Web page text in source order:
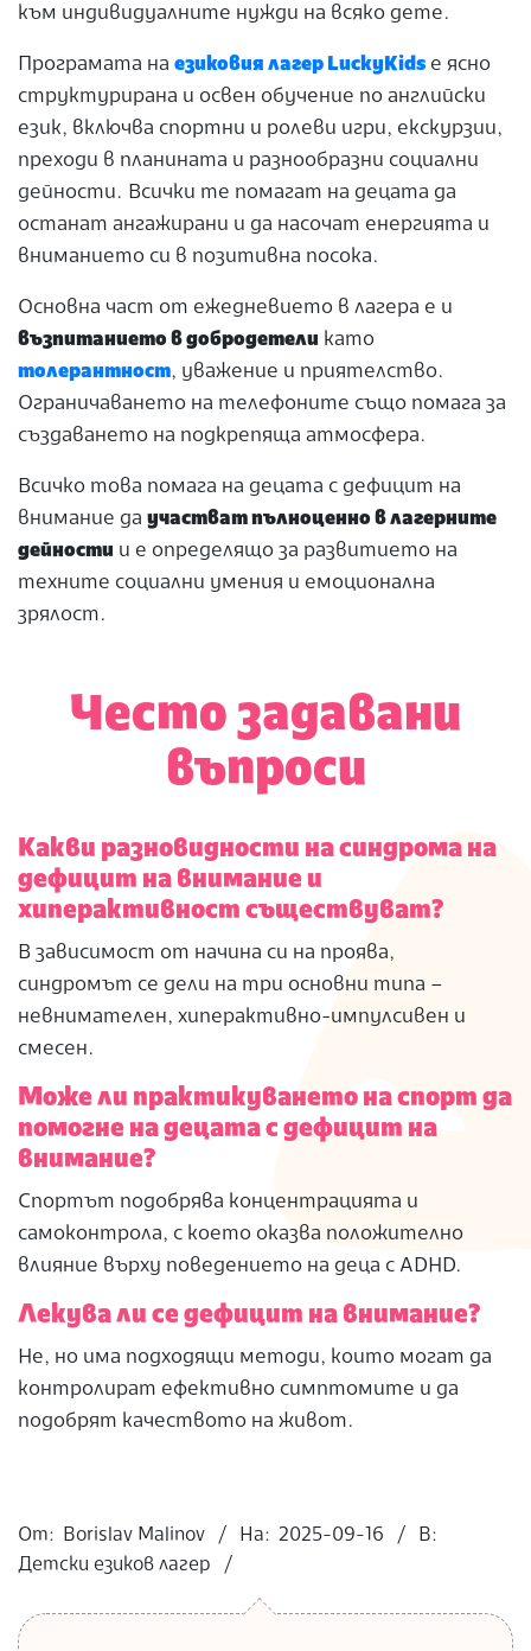
към индивидуалните нужди на всяко дете.
Програмата на езиковия лагер LuckyKids е ясно
структурирана и освен обучение по английски
език, включва спортни и ролеви игри, екскурзии,
преходи в планината и разнообразни социални
дейности. Всички те помагат на децата да
останат ангажирани и да насочат енергията и
вниманието си в позитивна посока.
Основна част от ежедневието в лагера е и
възпитанието в добродетели като
толерантност, уважение и приятелство.
Ограничаването на телефоните също помага за
създаването на подкрепяща атмосфера.
Всичко това помага на децата с дефицит на
внимание да участват пълноценно в лагерните
дейности и е определящо за развитието на
техните социални умения и емоционална
зрялост.
Често задавани
въпроси
Какви разновидности на синдрома на
дефицит на внимание и
хиперактивност съществуват?
В зависимост от начина си на проява,
синдромът се дели на три основни типа –
невнимателен, хиперактивно-импулсивен и
смесен.
Може ли практикуването на спорт да
помогне на децата с дефицит на
внимание?
Спортът подобрява концентрацията и
самоконтрола, с което оказва положително
влияние върху поведението на деца с ADHD.
Лекува ли се дефицит на внимание?
Не, но има подходящи методи, които могат да
контролират ефективно симптомите и да
подобрят качеството на живот.
09-
16
От: Borislav Malinov На: 2025-09-16
В:
Детски езиков лагер